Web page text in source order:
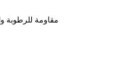
مقاومة للرطوبة